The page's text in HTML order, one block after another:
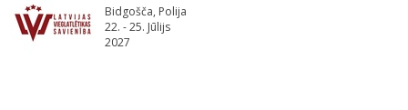
Bidgošča, Polija
22. - 25. Jūlijs
2027